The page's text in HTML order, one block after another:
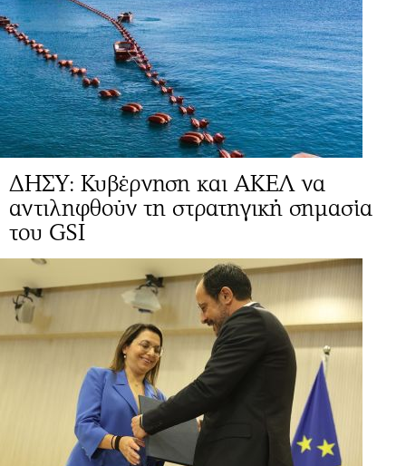
ΔΗΣΥ: Κυβέρνηση και ΑΚΕΛ να
αντιληφθούν τη στρατηγική σημασία
του GSI